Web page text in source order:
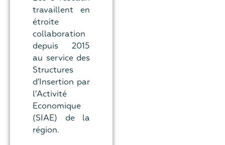
travaillent en
étroite
collaboration
depuis 2015
au service des
Structures
d’Insertion par
l’Activité
Economique
(SIAE) de la
région.